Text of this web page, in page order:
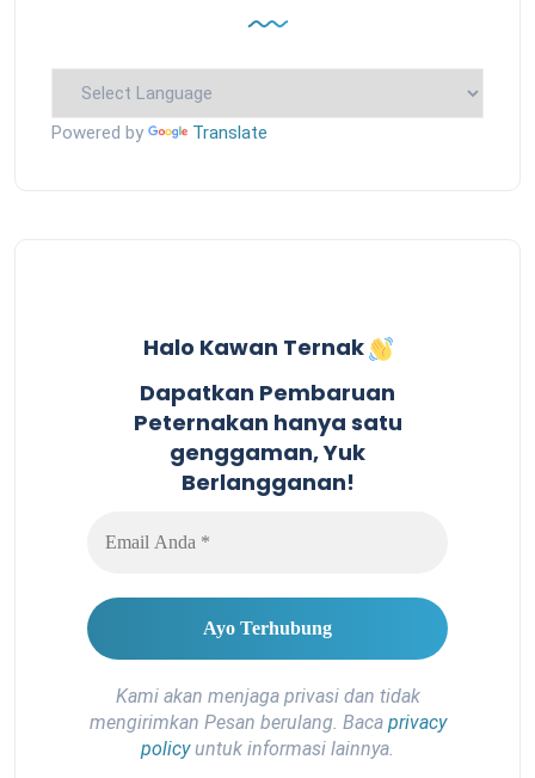
Powered by Translate
Halo Kawan Ternak
Dapatkan Pembaruan
Peternakan hanya satu
genggaman, Yuk
Berlangganan!
Kami akan menjaga privasi dan tidak
mengirimkan Pesan berulang. Baca privacy
policyuntuk informasi lainnya.